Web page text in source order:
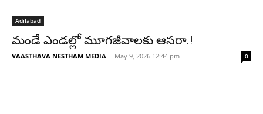
Adilabad
మండే ఎండల్లో మూగజీవాలకు ఆసరా.!
VAASTHAVA NESTHAM MEDIA - May 9, 2026 12:44 pm 0